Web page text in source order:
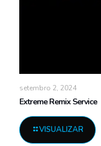
setembro 2, 2024
Extreme Remix Service
VISUALIZAR